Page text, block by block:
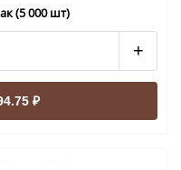
(5 000 шт)
+
₽